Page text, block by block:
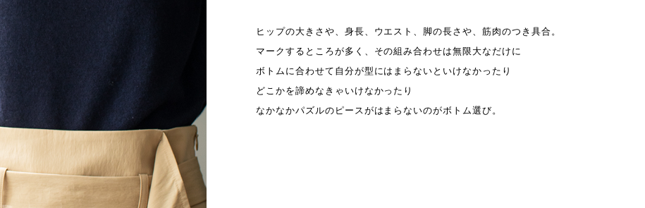
ヒップの大きさや、身長、ウエスト、脚の長さや、筋肉のつき具合。
マークするところが多く、その組み合わせは無限大なだけに
ボトムに合わせて自分が型にはまらないといけなかったり
どこかを諦めなきゃいけなかったり
なかなかパズルのピースがはまらないのがボトム選び。